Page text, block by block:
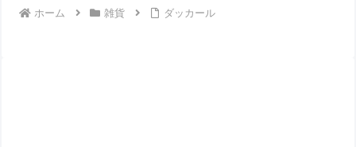
ホーム 雑貨 ダッカール